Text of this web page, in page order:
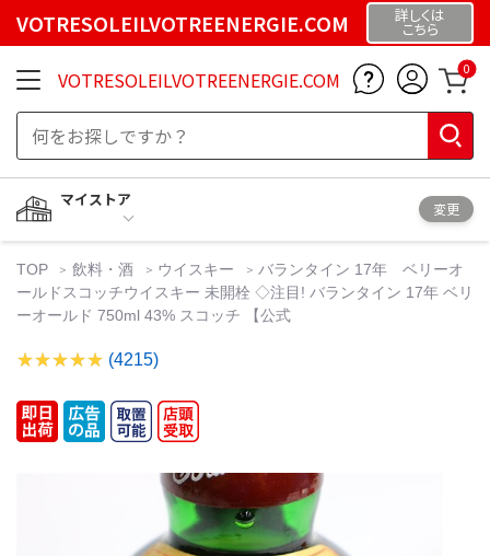
VOTRESOLEILVOTREENERGIE.COM 詳しくは
こちら
VOTRESOLEILVOTREENERGIE.COM 0
マイストア
変更
TOP 飲料・酒 ウイスキー
バランタイン 17年 ベリーオ
ールドスコッチウイスキー 未開栓 ◇注目! バランタイン 17年 ベリ
ーオールド 750ml 43% スコッチ 【公式
(4215)